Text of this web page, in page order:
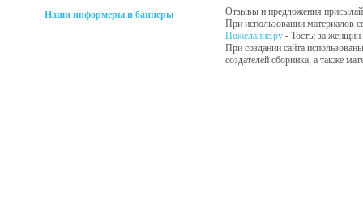
Наши информеры и баннеры
Отзывы и предложения
При использовании материалов
Пожелание.ру - Тосты за женщин
При создании сайта
создателей сборника, а также